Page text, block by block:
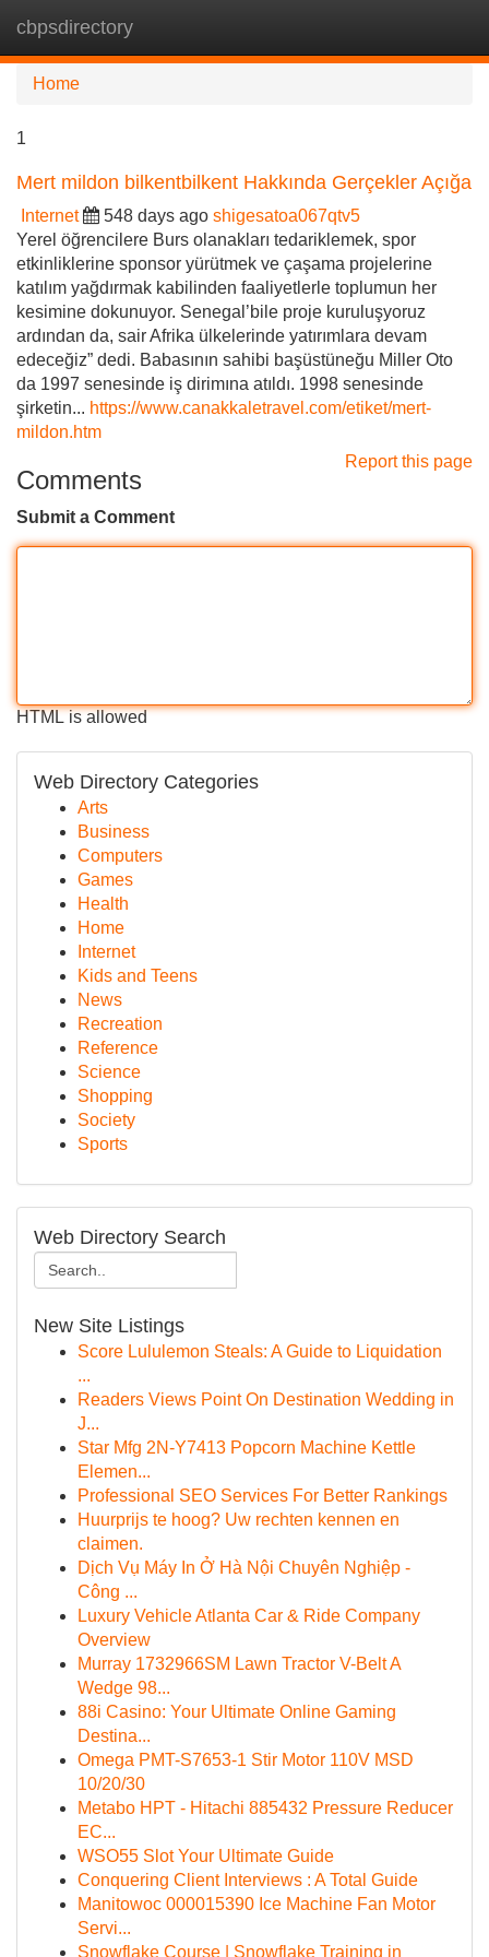
cbpsdirectory
Home
1
Mert mildon bilkentbilkent Hakkında Gerçekler Açığa
Internet 548 days ago shigesatoa067qtv5
Yerel öğrencilere Burs olanakları tedariklemek, spor
etkinliklerine sponsor yürütmek ve çaşama projelerine
katılım yağdırmak kabilinden faaliyetlerle toplumun her
kesimine dokunuyor. Senegal’bile proje kuruluşyoruz
ardından da, sair Afrika ülkelerinde yatırımlara devam
edeceğiz” dedi. Babasının sahibi başüstüneğu Miller Oto
da 1997 senesinde iş dirimına atıldı. 1998 senesinde
şirketin... https://www.canakkaletravel.com/etiket/mert-
mildon.htm
Report this page
Comments
Submit a Comment
HTML is allowed
Web Directory Categories
Arts
Business
Computers
Games
Health
Home
Internet
Kids and Teens
News
Recreation
Reference
Science
Shopping
Society
Sports
Web Directory Search
New Site Listings
Score Lululemon Steals: A Guide to Liquidation
...
Readers Views Point On Destination Wedding in
J...
Star Mfg 2N-Y7413 Popcorn Machine Kettle
Elemen...
Professional SEO Services For Better Rankings
Huurprijs te hoog? Uw rechten kennen en
claimen.
Dịch Vụ Máy In Ở Hà Nội Chuyên Nghiệp -
Công ...
Luxury Vehicle Atlanta Car & Ride Company
Overview
Murray 1732966SM Lawn Tractor V-Belt A
Wedge 98...
88i Casino: Your Ultimate Online Gaming
Destina...
Omega PMT-S7653-1 Stir Motor 110V MSD
10/20/30
Metabo HPT - Hitachi 885432 Pressure Reducer
EC...
WSO55 Slot Your Ultimate Guide
Conquering Client Interviews : A Total Guide
Manitowoc 000015390 Ice Machine Fan Motor
Servi...
Snowflake Course | Snowflake Training in